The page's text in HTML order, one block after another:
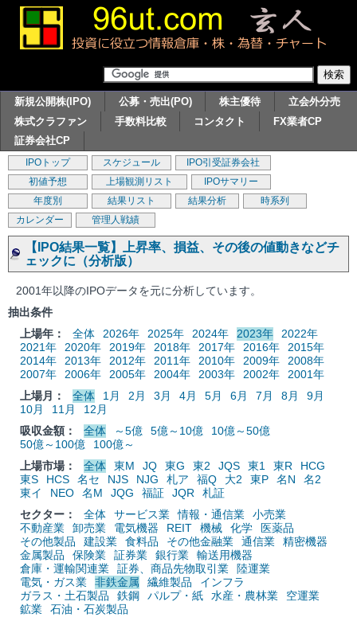
新規公開株(IPO) 公募・売出(PO) 株主優待
立会外分売
株式クラファン
手数料比較 コンタクト
FX業者CP
証券会社CP
IPOトップ スケジュール
IPO引受証券会社
初値予想
上場観測リスト
IPOサマリー
年度別
結果リスト 結果分析
時系列
カレンダー
管理人戦績
【IPO結果一覧】上昇率、損益、その後の値動きなどチ
ェックに（分析版）
2001年以降のIPOデータを元に分析しています。
抽出条件
上場年：
全体 2026年 2025年 2024年 2023年
2022年
2021年
2020年 2019年 2018年 2017年 2016年
2015年
2014年
2013年 2012年 2011年 2010年 2009年
2008年
2007年
2006年 2005年 2004年 2003年 2002年
2001年
上場月：
全体 1月 2月 3月 4月 5月 6月 7月 8月
9月
10月
11月
12月
吸収金額：
全体 ～5億 5億～10億
10億～50億
50億～100億
100億～
上場市場：
全体 東M JQ 東G 東2 JQS 東1 東R
HCG
東S
HCS 名セ NJS NJG 札ア 福Q 大2 東P 名N
名2
東イ
NEO 名M JQG 福証 JQR
札証
セクター：
全体 サービス業 情報・通信業
小売業
不動産業
卸売業 電気機器 REIT 機械 化学
医薬品
その他製品
建設業 食料品 その他金融業 通信業
精密機器
金属製品
保険業 証券業 銀行業
輸送用機器
倉庫・運輸関連業
証券、商品先物取引業
陸運業
電気・ガス業
非鉄金属 繊維製品
インフラ
ガラス・土石製品
鉄鋼 パルプ・紙 水産・農林業
空運業
鉱業
石油・石炭製品